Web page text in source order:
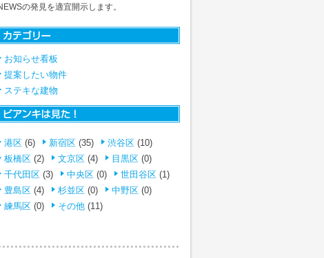
の発見を適宜開示します。
お知らせ看板
提案したい物件
ステキな建物
港区 (6) 新宿区 (35) 渋谷区 (10)
板橋区 (2) 文京区 (4) 目黒区 (0)
千代田区 (3) 中央区 (0) 世田谷区 (1)
豊島区 (4) 杉並区 (0) 中野区 (0)
練馬区 (0) その他 (11)